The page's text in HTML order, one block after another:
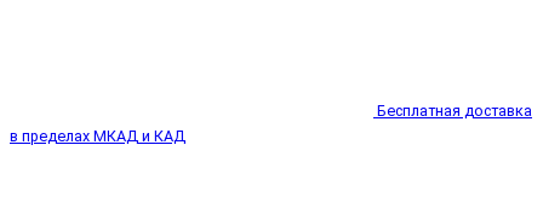
Бесплатная доставка
в пределах МКАД и КАД